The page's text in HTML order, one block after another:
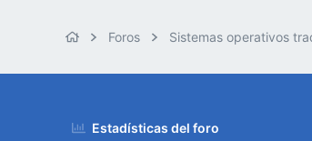
Foros Sistemas operativos
Estadísticas del foro